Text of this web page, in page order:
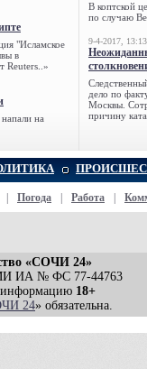
"Исламское
в
Reuters..»
на
В коптской
по случаю
9-4-2017, 13:13
дело по
Москвы.
причину
Погода Работа
«СОЧИ 24»
ИА № ФС 77-44763
информацию 18+
24» обязательна.